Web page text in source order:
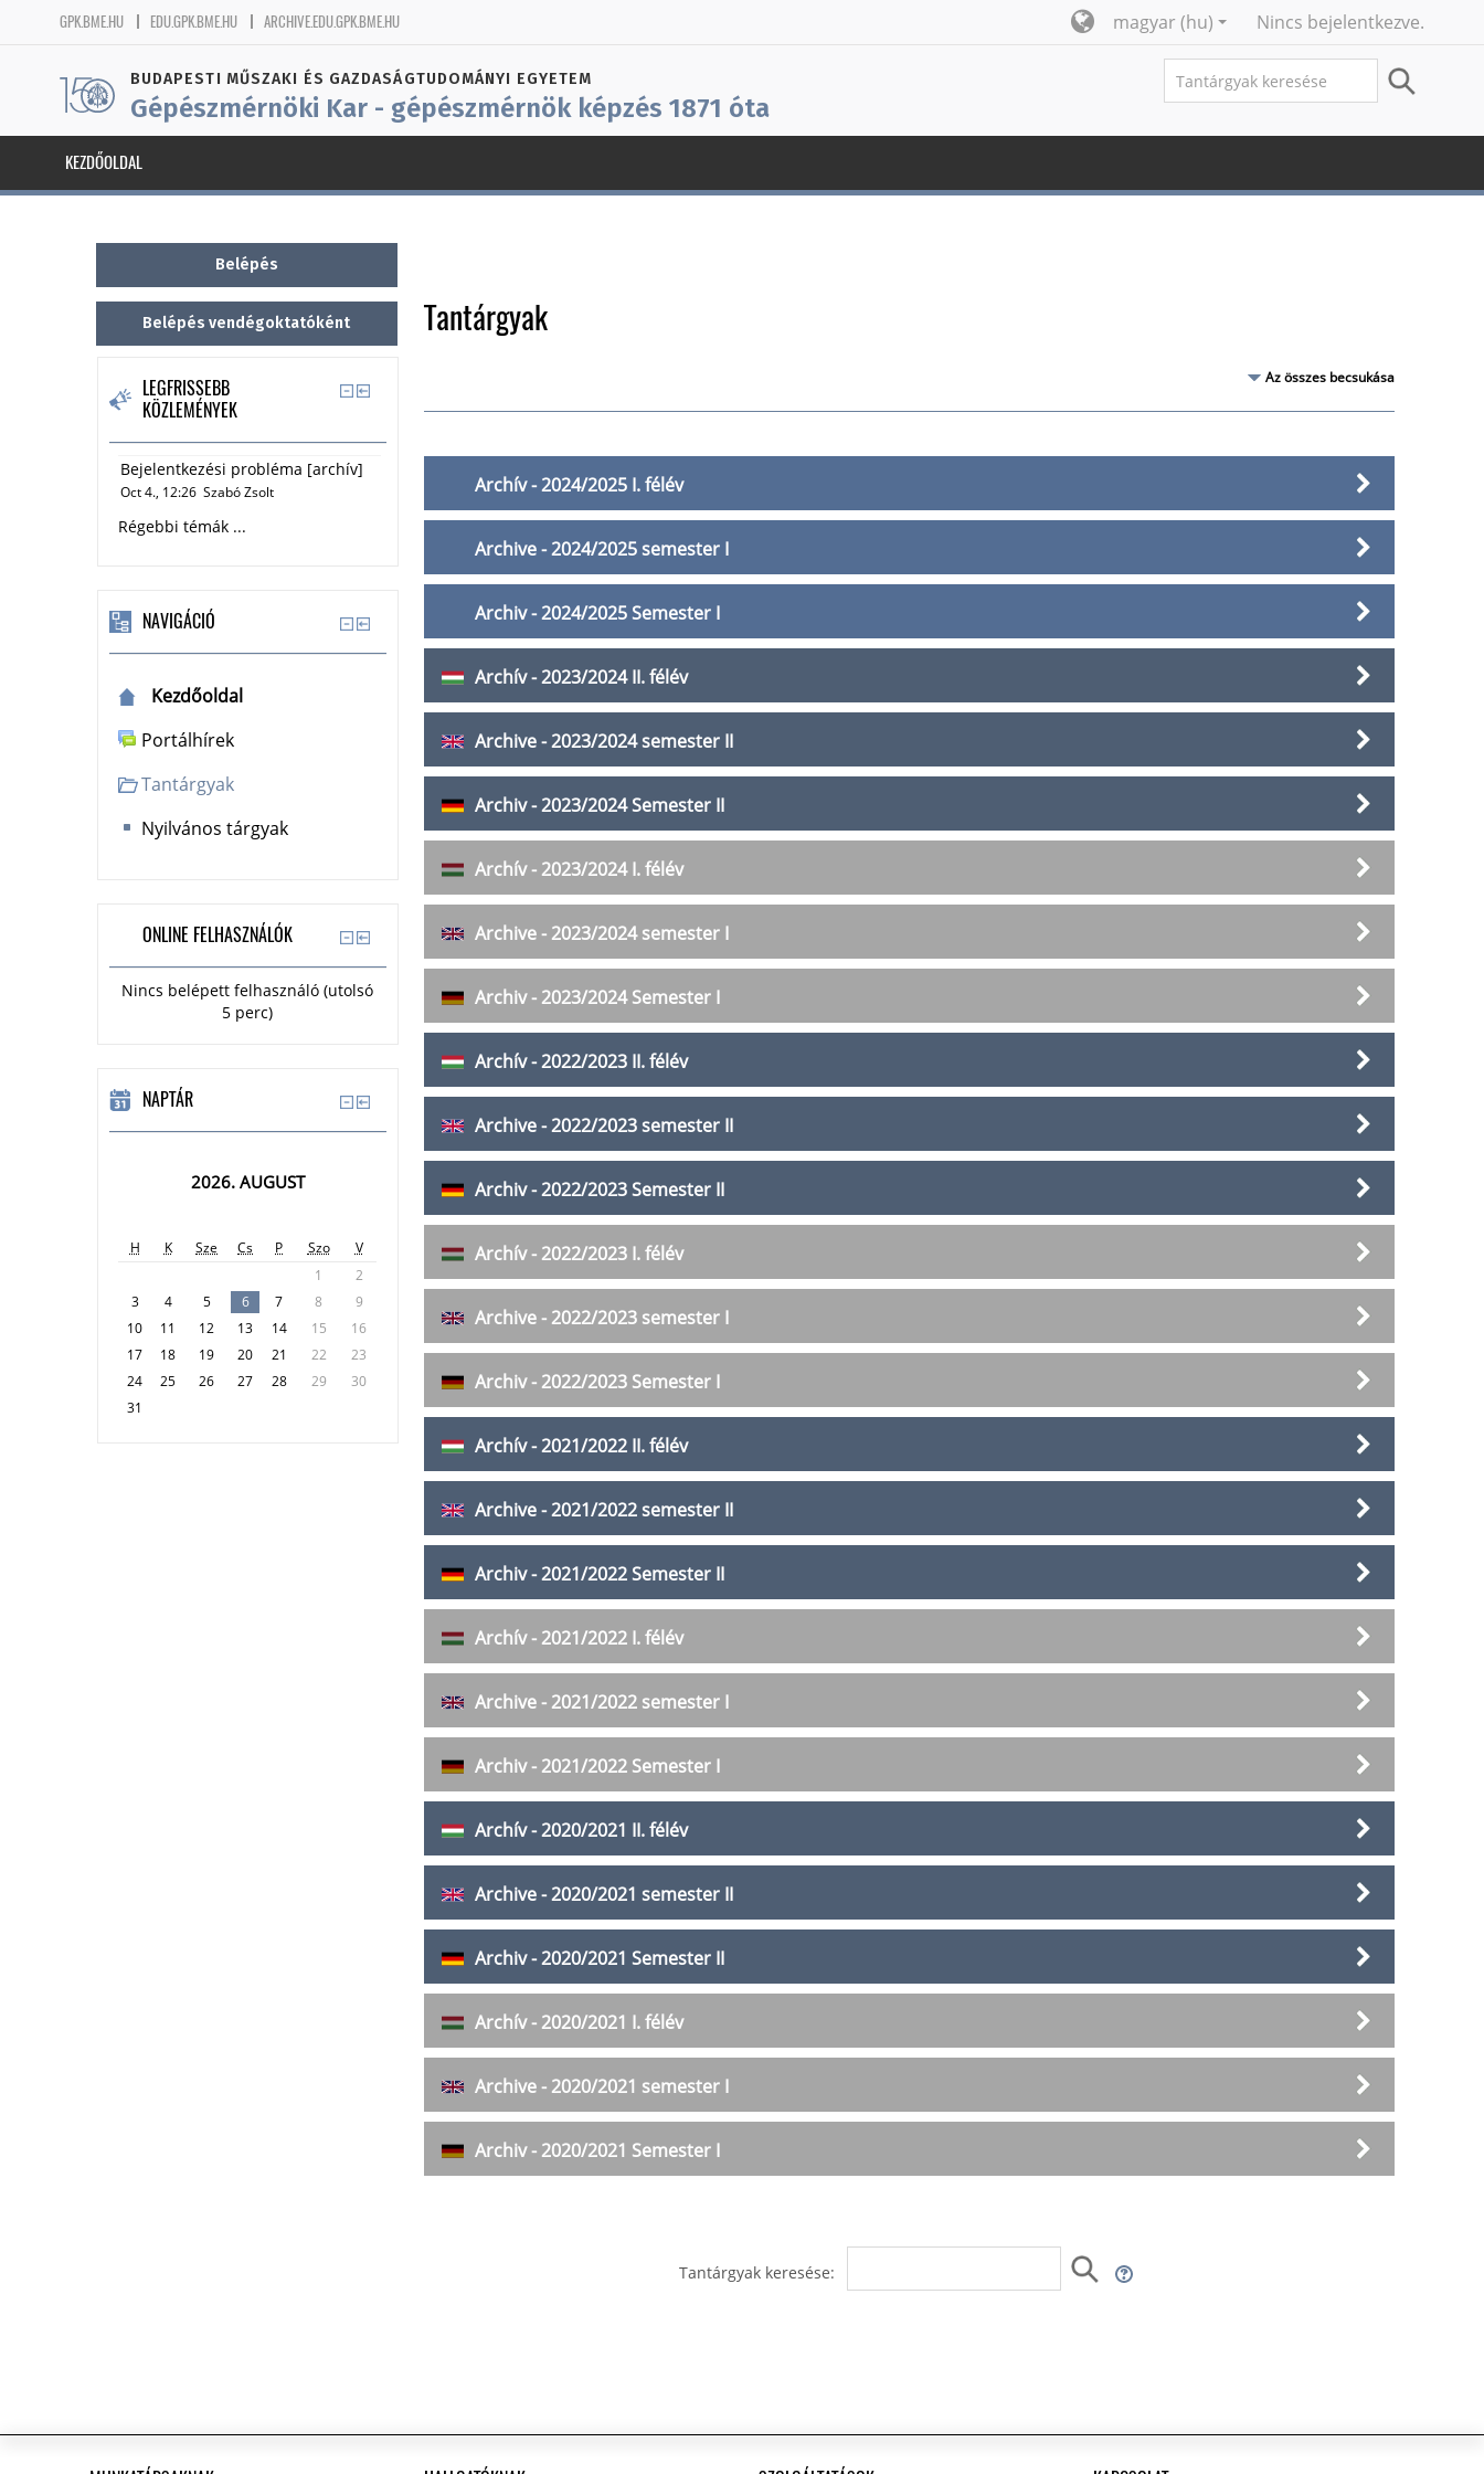
GPK.BME.HU EDU.GPK.BME.HU ARCHIVE.EDU.GPK.BME.HU Nincs bejelentkezve.
magyar ‎(hu)‎
BUDAPESTI MŰSZAKI ÉS GAZDASÁGTUDOMÁNYI EGYETEM
Gépészmérnöki Kar - gépészmérnök képzés 1871 óta
KEZDŐOLDAL
LEGFRISSEBB
KÖZLEMÉNYEK
Oct 4., 12:26 Szabó Zsolt
Bejelentkezési probléma [archív]
Régebbi témák...
NAVIGÁCIÓ
Kezdőoldal
Portálhírek
Tantárgyak
Nyilvános tárgyak
ONLINE FELHASZNÁLÓK
Nincs belépett felhasználó (utolsó
5 perc)
NAPTÁR
2026. AUGUST
H K Sze Cs P Szo
V
1
2
3
4 5 6 7 8
9
10
11 12 13 14 15
16
17
18 19 20 21 22
23
24
25 26 27 28 29
30
31
Tantárgyak
Az összes becsukása
Archív - 2024/2025 I. félév
Archive - 2024/2025 semester I
Archiv - 2024/2025 Semester I
Archív - 2023/2024 II. félév
Archive - 2023/2024 semester II
Archiv - 2023/2024 Semester II
Archív - 2023/2024 I. félév
Archive - 2023/2024 semester I
Archiv - 2023/2024 Semester I
Archív - 2022/2023 II. félév
Archive - 2022/2023 semester II
Archiv - 2022/2023 Semester II
Archív - 2022/2023 I. félév
Archive - 2022/2023 semester I
Archiv - 2022/2023 Semester I
Archív - 2021/2022 II. félév
Archive - 2021/2022 semester II
Archiv - 2021/2022 Semester II
Archív - 2021/2022 I. félév
Archive - 2021/2022 semester I
Archiv - 2021/2022 Semester I
Archív - 2020/2021 II. félév
Archive - 2020/2021 semester II
Archiv - 2020/2021 Semester II
Archív - 2020/2021 I. félév
Archive - 2020/2021 semester I
Archiv - 2020/2021 Semester I
Tantárgyak keresése: